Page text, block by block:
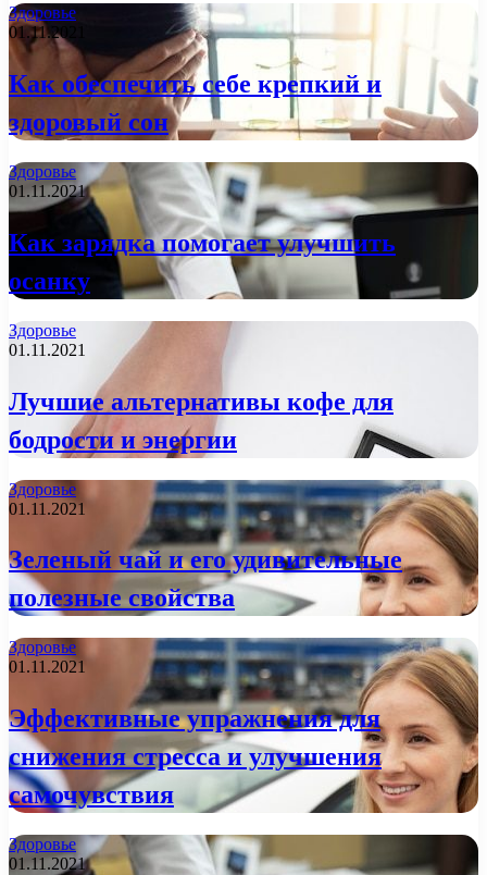
Здоровье
01.11.2021
Как обеспечить себе крепкий и
здоровый сон
Здоровье
01.11.2021
Как зарядка помогает улучшить
осанку
Здоровье
01.11.2021
Лучшие альтернативы кофе для
бодрости и энергии
Здоровье
01.11.2021
Зеленый чай и его удивительные
полезные свойства
Здоровье
01.11.2021
Эффективные упражнения для
снижения стресса и улучшения
самочувствия
Здоровье
01.11.2021